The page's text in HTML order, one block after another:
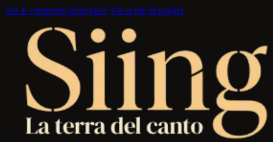
Vai al contenuto principale Vai al piè di pagina